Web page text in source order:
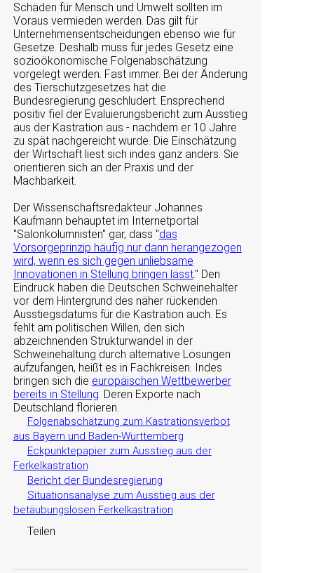
Schäden für Mensch und Umwelt sollten im
Voraus vermieden werden. Das gilt für
Unternehmensentscheidungen ebenso wie für
Gesetze. Deshalb muss für jedes Gesetz eine
sozioökonomische Folgenabschätzung
vorgelegt werden. Fast immer. Bei der Änderung
des Tierschutzgesetzes hat die
Bundesregierung geschludert. Ensprechend
positiv fiel der Evaluierungsbericht zum Ausstieg
aus der Kastration aus - nachdem er 10 Jahre
zu spät nachgereicht wurde. Die Einschätzung
der Wirtschaft liest sich indes ganz anders. Sie
orientieren sich an der Praxis und der
Machbarkeit.
Der Wissenschaftsredakteur Johannes
Kaufmann behauptet im Internetportal
Salonkolumnisten gar, dass das
Vorsorgeprinzip häufig nur dann herangezogen
wird, wenn es sich gegen unliebsame
Innovationen in Stellung bringen lässt. Den
Eindruck haben die Deutschen Schweinehalter
vor dem Hintergrund des näher rückenden
Ausstiegsdatums für die Kastration auch. Es
fehlt am politischen Willen, den sich
abzeichnenden Strukturwandel in der
Schweinehaltung durch alternative Lösungen
aufzufangen, heißt es in Fachkreisen. Indes
bringen sich die europäischen Wettbewerber
bereits in Stellung. Deren Exporte nach
Deutschland florieren.
Folgenabschätzung zum Kastrationsverbot
aus Bayern und Baden-Württemberg
Eckpunktepapier zum Ausstieg aus der
Ferkelkastration
Bericht der Bundesregierung
Situationsanalyse zum Ausstieg aus der
betäubungslosen Ferkelkastration
Teilen